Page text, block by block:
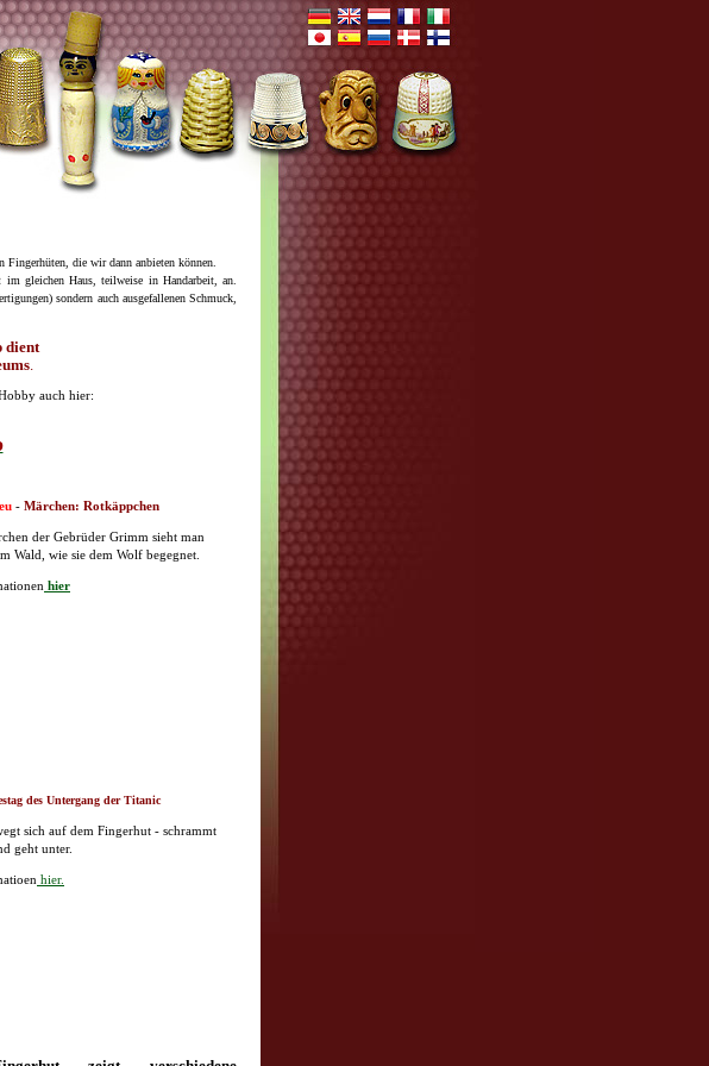
die wir dann anbieten können.
gleichen Haus, teilweise in Handarbeit, an.
sondern auch ausgefallenen Schmuck,
dient
.
auch hier:
- Märchen: Rotkäppchen
der Gebrüder Grimm sieht man
Wald, wie sie dem Wolf begegnet.
hier
des Untergang der Titanic
sich auf dem Fingerhut - schrammt
geht unter.
hier.